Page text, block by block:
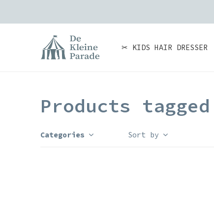
✂ KIDS HAIR DRESSER
Products
Categories Sort by